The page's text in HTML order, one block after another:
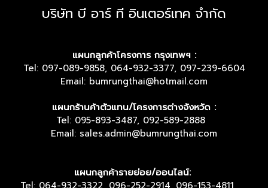
บริษัท บี อาร์ ที อินเตอร์เทค จำกัด
แผนกลูกค้าโครงการ กรุงเทพฯ :
Tel: 097-089-9858, 064-932-3377, 097-239-6604
Email: bumrungthai@hotmail.com
แผนกร้านค้าตัวแทน/โครงการต่างจังหวัด :
Tel: 095-893-3487, 092-589-2888
Email: sales.admin@bumrungthai.com
แผนกลูกค้ารายย่อย/ออนไลน์:
Tel: 064-932-3322, 096-252-2914, 096-153-4811